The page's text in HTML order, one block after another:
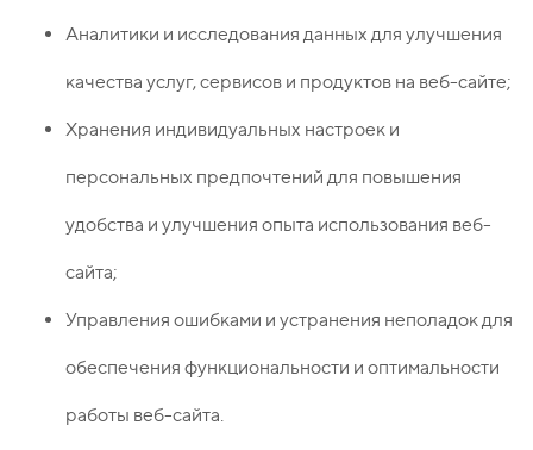
Аналитики и исследования данных для улучшения
качества услуг, сервисов и продуктов на веб-сайте;
Хранения индивидуальных настроек и
персональных предпочтений для повышения
удобства и улучшения опыта использования веб-
сайта;
Управления ошибками и устранения неполадок для
обеспечения функциональности и оптимальности
работы веб-сайта.